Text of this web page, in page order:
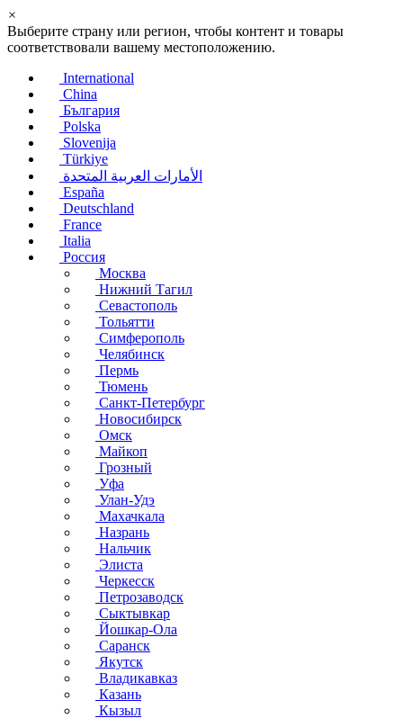
×
Выберите страну или регион, чтобы контент и товары
соответствовали вашему местоположению.
International
China
България
Polska
Slovenija
Türkiye
الأمارات العربية المتحدة
España
Deutschland
France
Italia
Россия
Москва
Нижний Тагил
Севастополь
Тольятти
Симферополь
Челябинск
Пермь
Тюмень
Санкт-Петербург
Новосибирск
Омск
Майкоп
Грозный
Уфа
Улан-Удэ
Махачкала
Назрань
Нальчик
Элиста
Черкесск
Петрозаводск
Сыктывкар
Йошкар-Ола
Саранск
Якутск
Владикавказ
Казань
Кызыл